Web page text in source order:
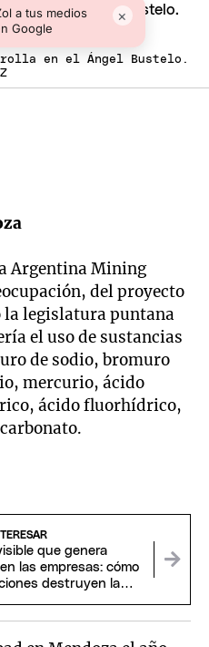
a tus medios
Google
×
en el Ángel Bustelo.
Argentina Mining
del proyecto
la legislatura puntana
el uso de sustancias
de sodio, bromuro
mercurio, ácido
ácido fluorhídrico,
que genera
las empresas: cómo
destruyen la